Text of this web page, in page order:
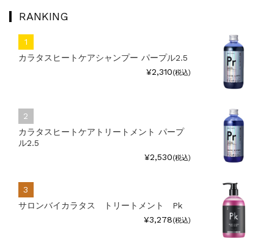
RANKING
カラタスヒートケアシャンプー パープル2.5
¥2,310(税込)
カラタスヒートケアトリートメント パープ
ル2.5
¥2,530(税込)
サロンバイカラタス トリートメント Pk
¥3,278(税込)